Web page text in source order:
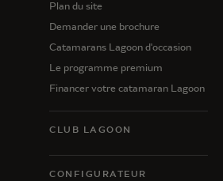
Plan du site
Demander une brochure
Catamarans Lagoon d'occasion
Le programme premium
Financer votre catamaran Lagoon
CLUB LAGOON
CONFIGURATEUR